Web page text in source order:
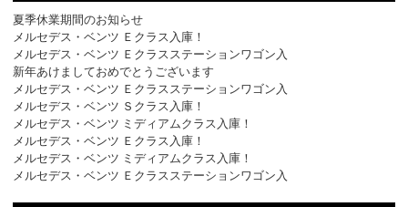
夏季休業期間のお知らせ
メルセデス・ベンツ Ｅクラス入庫！
メルセデス・ベンツ Ｅクラスステーションワゴン入
新年あけましておめでとうございます
メルセデス・ベンツ Ｅクラスステーションワゴン入
メルセデス・ベンツ Ｓクラス入庫！
メルセデス・ベンツ ミディアムクラス入庫！
メルセデス・ベンツ Ｅクラス入庫！
メルセデス・ベンツ ミディアムクラス入庫！
メルセデス・ベンツ Ｅクラスステーションワゴン入